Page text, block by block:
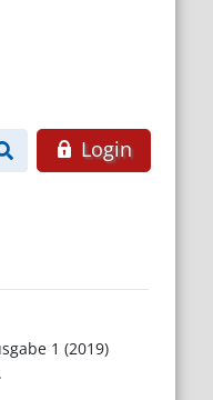
Login
1 (2019)